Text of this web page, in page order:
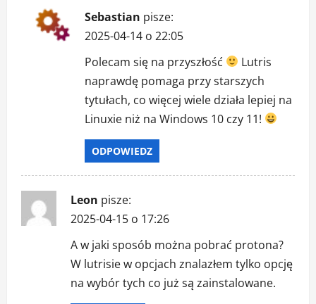
Sebastian pisze:
2025-04-14 o 22:05
Polecam się na przyszłość
Lutris
naprawdę pomaga przy starszych
tytułach, co więcej wiele działa lepiej na
Linuxie niż na Windows 10 czy 11!
ODPOWIEDZ
Leon pisze:
2025-04-15 o 17:26
A w jaki sposób można pobrać protona?
W lutrisie w opcjach znalazłem tylko opcję
na wybór tych co już są zainstalowane.